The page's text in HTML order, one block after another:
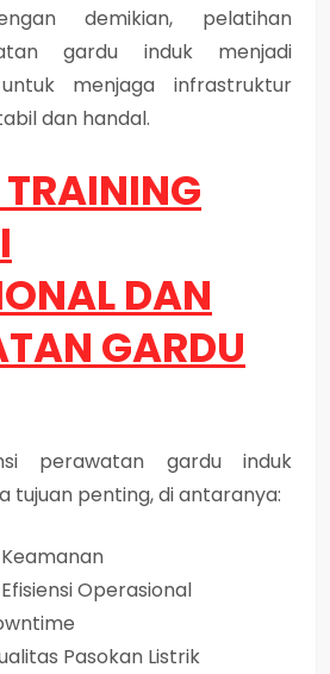
demikian, pelatihan
gardu induk menjadi
menjaga infrastruktur
dan handal.
DAN
GARDU
perawatan gardu induk
tujuan penting, di antaranya:
Operasional
Pasokan Listrik